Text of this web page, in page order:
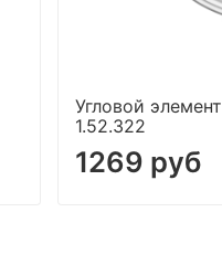
Угловой элемент
1.52.322
1269 руб